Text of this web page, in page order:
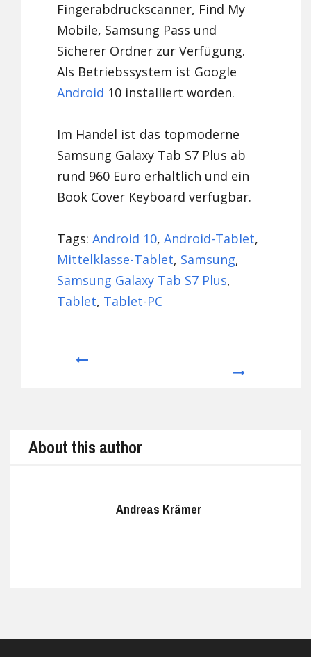
Fingerabdruckscanner, Find My
Mobile, Samsung Pass und
Sicherer Ordner zur Verfügung.
Als Betriebssystem ist Google
Android 10 installiert worden.
Im Handel ist das topmoderne
Samsung Galaxy Tab S7 Plus ab
rund 960 Euro erhältlich und ein
Book Cover Keyboard verfügbar.
Tags:Android 10,Android-Tablet,
Mittelklasse-Tablet, Samsung,
Samsung Galaxy Tab S7 Plus,
Tablet, Tablet-PC
About this author
Andreas Krämer